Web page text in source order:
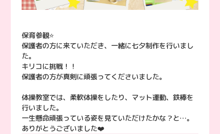
保育参観⭐️
保護者の方に来ていただき、一緒に七夕制作を行いまし
た。
キリコに挑戦！！
保護者の方が真剣に頑張ってくださいました。
体操教室では、柔軟体操をしたり、マット運動、鉄棒を
行いました。
一生懸命頑張っている姿を見ていただけたかな？と…。
ありがとうございました❤️